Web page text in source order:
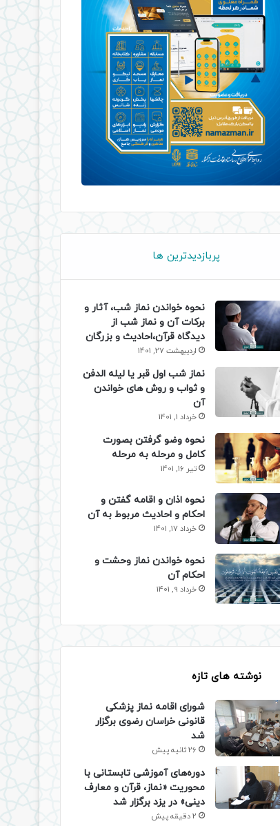
پربازدیدترین ها
نحوه خواندن نماز شب، آثار و
برکات آن و نماز شب از
دیدگاه قرآن،احادیث و بزرگان
اردیبهشت 27, 1401
نماز شب اول قبر یا لیله الدفن
و ثواب و روش های خواندن
آن
خرداد 1, 1401
نحوه وضو گرفتن بصورت
کامل و مرحله به مرحله
تیر 16, 1401
نحوه اذان و اقامه گفتن و
احکام و احادیث مربوط به آن
خرداد 17, 1401
نحوه خواندن نماز وحشت و
احکام آن
خرداد 9, 1401
نوشته های تازه
شورای اقامه نماز پزشکی
قانونی خراسان رضوی برگزار
شد
26 ثانیه پیش
دوره‌های آموزشی تابستانی با
محوریت «نماز، قرآن و معارف
دینی» در یزد برگزار شد
2 دقیقه پیش